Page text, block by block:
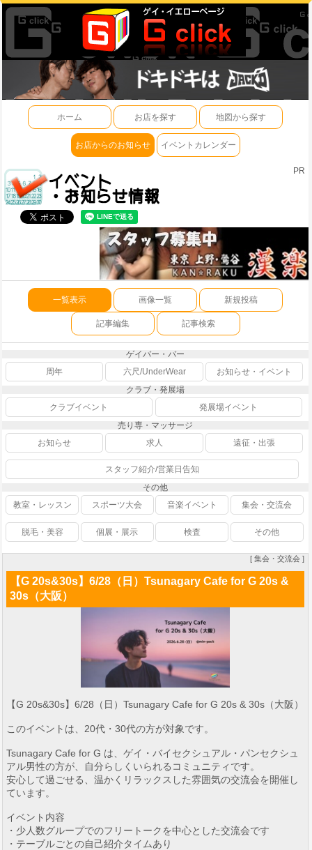
ホーム お店を探す 地図から探す
お店からのお知らせ イベントカレンダー
PR
一覧表示 画像一覧 新規投稿
記事編集 記事検索
ゲイバー・バー
周年
六尺/UnderWear
お知らせ・イベント
クラブ・発展場
クラブイベント
発展場イベント
売り専・マッサージ
お知らせ
求人 遠征・出張
スタッフ紹介/営業日告知
その他
教室・レッスン
スポーツ大会 音楽イベント 集会・交流会
脱毛・美容 個展・展示 検査 その他
[ 集会・交流会 ]
【G 20s&30s】6/28（日）Tsunagary Cafe for G 20s &
30s（大阪）
【G 20s&30s】6/28（日）Tsunagary Cafe for G 20s & 30s（大阪）
このイベントは、20代・30代の方が対象です。
Tsunagary Cafe for G は、ゲイ・バイセクシュアル・パンセクシュ
アル男性の方が、自分らしくいられるコミュニティです。
安心して過ごせる、温かくリラックスした雰囲気の交流会を開催し
ています。
イベント内容
・少人数グループでのフリートークを中心とした交流会です
・テーブルごとの自己紹介タイムあり